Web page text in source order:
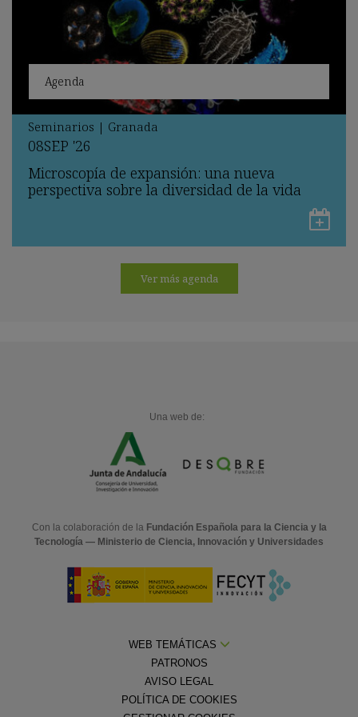
Agenda
Seminarios | Granada
08SEP '26
Microscopía de expansión: una nueva
perspectiva sobre la diversidad de la vida
en
Ver más agenda
Una web de:
Con la colaboración de la Fundación Española para la Ciencia y la
Tecnología — Ministerio de Ciencia, Innovación y Universidades
WEB TEMÁTICAS
PATRONOS
AVISO LEGAL
POLÍTICA DE COOKIES